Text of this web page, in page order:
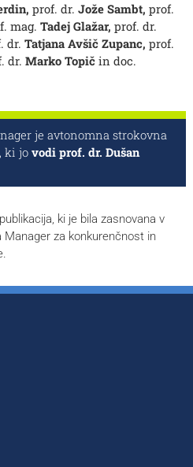
je avtonomna strokovna
ki jo vodi prof. dr. Dušan
ki je bila zasnovana v
Manager za konkurenčnost in
prof. dr. Jože Sambt, prof.
mag. Tadej Glažar, prof. dr.
dr. Tatjana Avšič Zupanc, prof.
dr. Marko Topičin doc.